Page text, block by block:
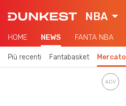
NBA
HOME NEWS FANTA NBA
Più recenti Fantabasket Mercato